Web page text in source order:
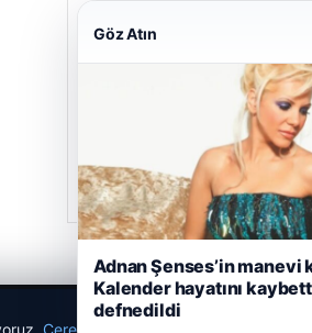
Çerez Politikamız
Göz Atın
Adnan Şenses’in manevi
Kalender hayatını
defnedildi